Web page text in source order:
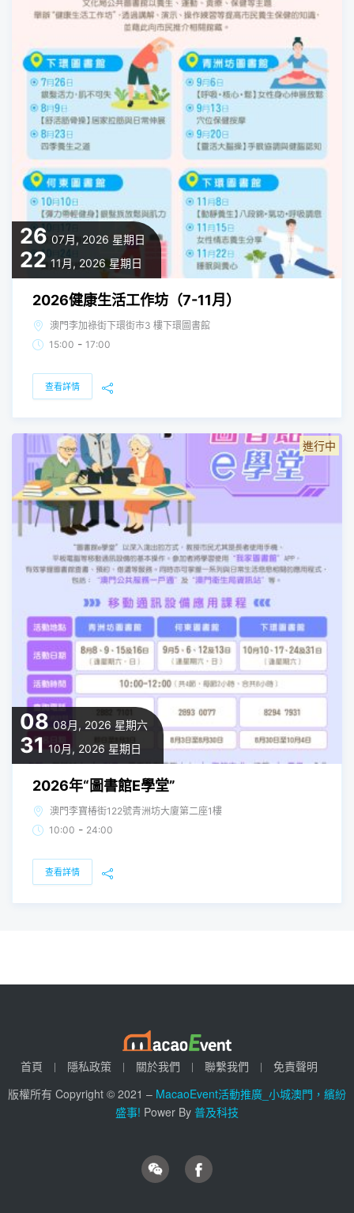
26 07月, 2026 星期日
22 11月, 2026 星期日
2026健康生活工作坊（7-11月）
澳門李加祿街下環街市3 樓下環圖書館
15:00 - 17:00
查看詳情
08 08月, 2026 星期六
31 10月, 2026 星期日
進行中
2026年“圖書館E學堂”
澳門李寶椿街122號青洲坊大廈第二座1樓
10:00 - 24:00
查看詳情
首頁 隱私政策 關於我們 聯繫我們
免責聲明
版權所有 Copyright © 2021 – MacaoEvent活動推廣_小城澳門，繽紛
盛事! Power By 普及科技